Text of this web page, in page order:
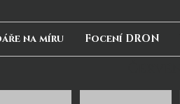
na míru Focení DRON